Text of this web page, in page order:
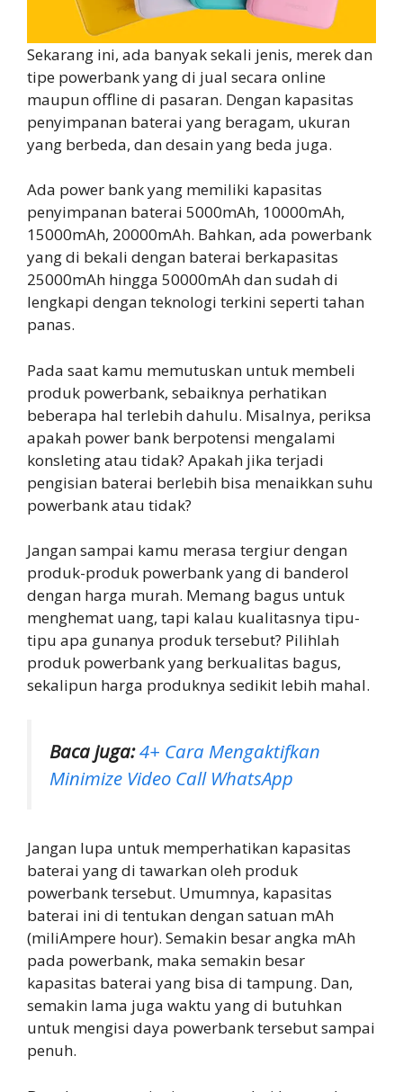
Sekarang ini, ada banyak sekali jenis, merek dan
tipe powerbank yang di jual secara online
maupun offline di pasaran. Dengan kapasitas
penyimpanan baterai yang beragam, ukuran
yang berbeda, dan desain yang beda juga.
Ada power bank yang memiliki kapasitas
penyimpanan baterai 5000mAh, 10000mAh,
15000mAh, 20000mAh. Bahkan, ada powerbank
yang di bekali dengan baterai berkapasitas
25000mAh hingga 50000mAh dan sudah di
lengkapi dengan teknologi terkini seperti tahan
panas.
Pada saat kamu memutuskan untuk membeli
produk powerbank, sebaiknya perhatikan
beberapa hal terlebih dahulu. Misalnya, periksa
apakah power bank berpotensi mengalami
konsleting atau tidak? Apakah jika terjadi
pengisian baterai berlebih bisa menaikkan suhu
powerbank atau tidak?
Jangan sampai kamu merasa tergiur dengan
produk-produk powerbank yang di banderol
dengan harga murah. Memang bagus untuk
menghemat uang, tapi kalau kualitasnya tipu-
tipu apa gunanya produk tersebut? Pilihlah
produk powerbank yang berkualitas bagus,
sekalipun harga produknya sedikit lebih mahal.
Baca juga:4+ Cara Mengaktifkan
Minimize Video Call WhatsApp
Jangan lupa untuk memperhatikan kapasitas
baterai yang di tawarkan oleh produk
powerbank tersebut. Umumnya, kapasitas
baterai ini di tentukan dengan satuan mAh
(miliAmpere hour). Semakin besar angka mAh
pada powerbank, maka semakin besar
kapasitas baterai yang bisa di tampung. Dan,
semakin lama juga waktu yang di butuhkan
untuk mengisi daya powerbank tersebut sampai
penuh.